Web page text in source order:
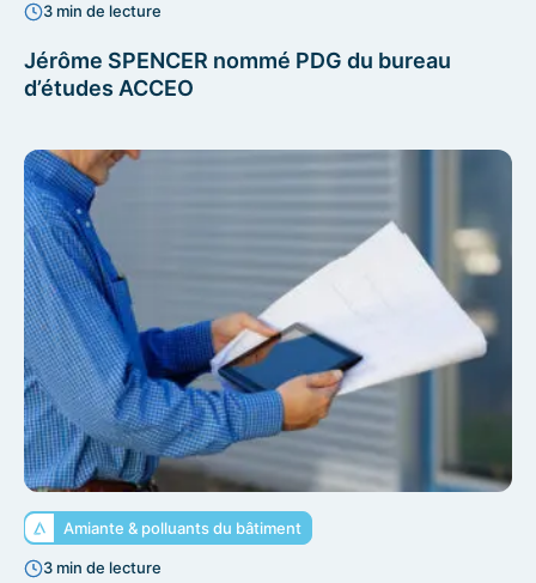
3 min de lecture
Jérôme SPENCER nommé PDG du bureau
d’études ACCEO
Amiante & polluants du bâtiment
3 min de lecture